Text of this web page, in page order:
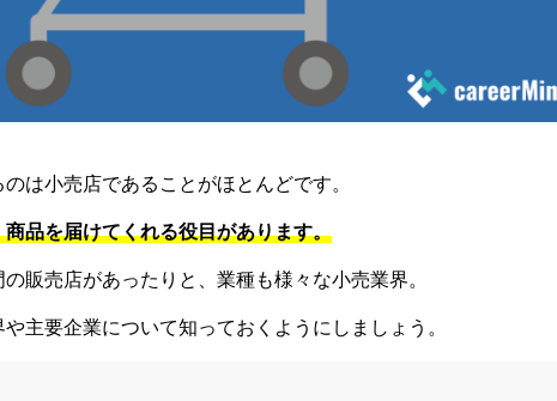
は小売店であることがほとんどです。
品を届けてくれる役目があります。
販売店があったりと、業種も様々な小売業界。
主要企業について知っておくようにしましょう。